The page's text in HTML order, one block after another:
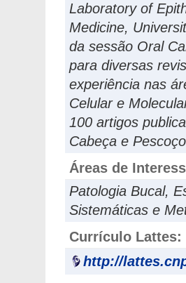
Laboratory of
Medicine,
da sessão Oral
para diversas
experiência nas
Celular e
100 artigos
Cabeça e
Áreas de
Patologia Bucal,
Sistemáticas e
Currículo Lattes:
http://